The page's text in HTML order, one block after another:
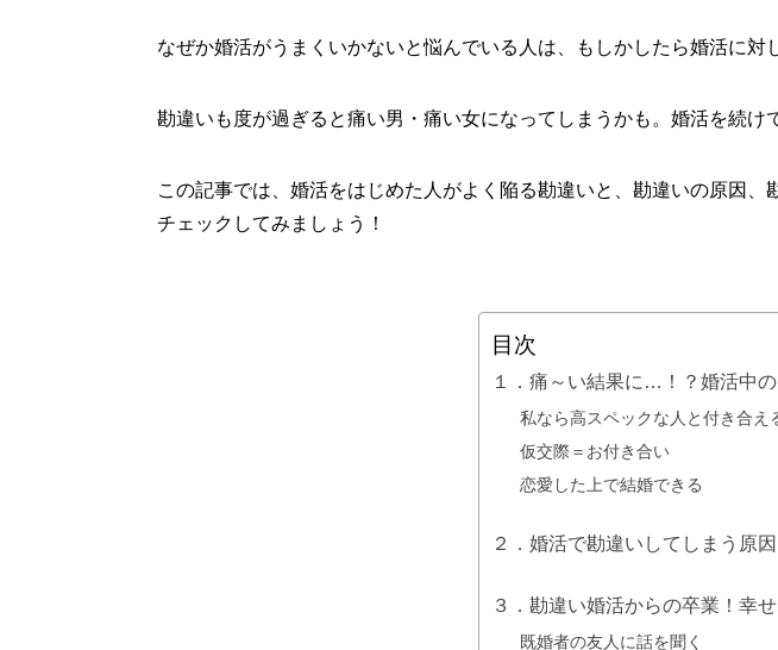
なぜか婚活がうまくいかないと悩んでいる人は、もしかしたら婚活に
勘違いも度が過ぎると痛い男・痛い女になってしまうかも。婚活を続け
この記事では、婚活をはじめた人がよく陥る勘違いと、勘違いの原因
チェックしてみましょう！
目次
１．痛～い結果に…！？婚活中
私なら高スペックな人と付き合え
仮交際＝お付き合い
恋愛した上で結婚できる
２．婚活で勘違いしてしまう原因
３．勘違い婚活からの卒業！幸
既婚者の友人に話を聞く